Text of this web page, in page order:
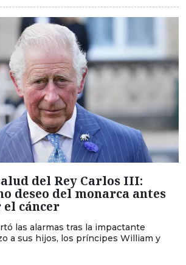
del Rey Carlos III:
deseo del monarca antes
cáncer
las alarmas tras la impactante
a sus hijos, los príncipes William y